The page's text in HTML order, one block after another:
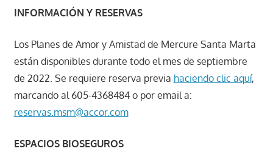
INFORMACIÓN Y RESERVAS
Los Planes de Amor y Amistad de Mercure Santa Marta
están disponibles durante todo el mes de septiembre
de 2022. Se requiere reserva previa haciendo clic aquí,
marcando al 605-4368484 o por email a:
reservas.msm@accor.com
ESPACIOS BIOSEGUROS